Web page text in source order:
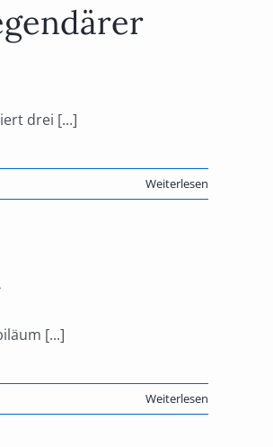
drei [...]
Weiterlesen
[...]
Weiterlesen